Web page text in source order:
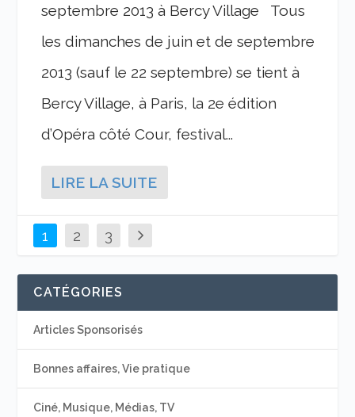
septembre 2013 à Bercy Village Tous
les dimanches de juin et de septembre
2013 (sauf le 22 septembre) se tient à
Bercy Village, à Paris, la 2e édition
d’Opéra côté Cour, festival...
LIRE LA SUITE
1 2 3
CATÉGORIES
Articles Sponsorisés
Bonnes affaires, Vie pratique
Ciné, Musique, Médias, TV